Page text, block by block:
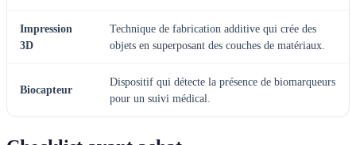
Impression
3D
Technique de fabrication additive qui crée des
objets en superposant des couches de matériaux.
Biocapteur
Dispositif qui détecte la présence de biomarqueurs
pour un suivi médical.